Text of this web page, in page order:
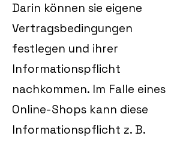
Darin können sie eigene
Vertragsbedingungen
festlegen und ihrer
Informationspflicht
nachkommen. Im Falle eines
Online-Shops kann diese
Informationspflicht z. B.